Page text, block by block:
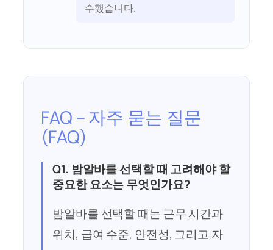
수했습니다.
FAQ – 자주 묻는 질문
(FAQ)
Q1. 밤알바를 선택할 때 고려해야 할
중요한 요소는 무엇인가요?
밤알바를 선택할 때는 근무 시간과
위치, 급여 수준, 안전성, 그리고 자